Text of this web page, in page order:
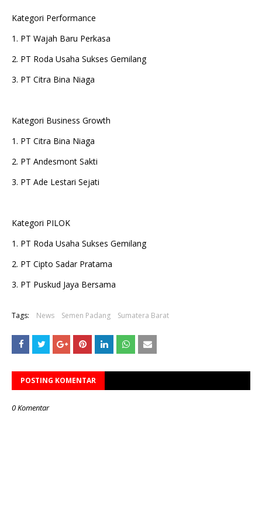
Kategori Performance
1. PT Wajah Baru Perkasa
2. PT Roda Usaha Sukses Gemilang
3. PT Citra Bina Niaga
Kategori Business Growth
1. PT Citra Bina Niaga
2. PT Andesmont Sakti
3. PT Ade Lestari Sejati
Kategori PILOK
1. PT Roda Usaha Sukses Gemilang
2. PT Cipto Sadar Pratama
3. PT Puskud Jaya Bersama
Tags: News Semen Padang Sumatera Barat
POSTING KOMENTAR
0 Komentar